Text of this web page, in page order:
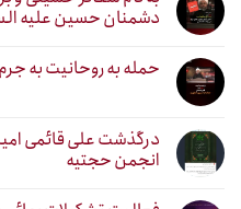
دشمنان حسین علیه
حمله به روحانیت به
درگذشت علی قائمی
انجمن حجتیه